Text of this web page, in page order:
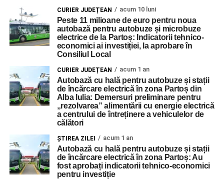
CURIER JUDEȚEAN acum 10 luni
Peste 11 milioane de euro pentru noua
autobază pentru autobuze și microbuze
electrice de la Partoș: Indicatorii tehnico-
economici ai investiției, la aprobare în
Consiliul Local
CURIER JUDEȚEAN acum 1 an
Autobază cu hală pentru autobuze și stații
de încărcare electrică în zona Partoș din
Alba Iulia: Demersuri preliminare pentru
„rezolvarea” alimentării cu energie electrică
a centrului de întreținere a vehiculelor de
călători
ŞTIREA ZILEI acum 1 an
Autobază cu hală pentru autobuze și stații
de încărcare electrică în zona Partoș: Au
fost aprobați indicatorii tehnico-economici
pentru investiție